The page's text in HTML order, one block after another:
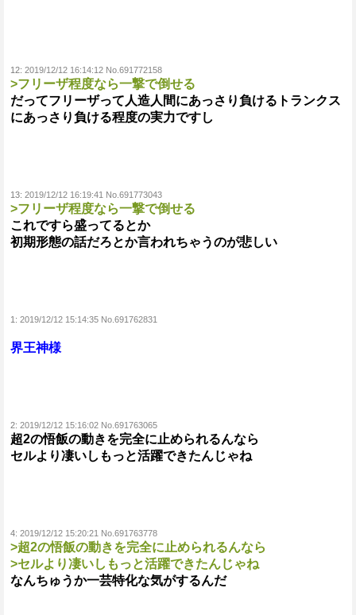
12: 2019/12/12 16:14:12 No.691772158
>フリーザ程度なら一撃で倒せる
だってフリーザって人造人間にあっさり負けるトランクス
にあっさり負ける程度の実力ですし
13: 2019/12/12 16:19:41 No.691773043
>フリーザ程度なら一撃で倒せる
これですら盛ってるとか
初期形態の話だろとか言われちゃうのが悲しい
1: 2019/12/12 15:14:35 No.691762831
界王神様
2: 2019/12/12 15:16:02 No.691763065
超2の悟飯の動きを完全に止められるんなら
セルより凄いしもっと活躍できたんじゃね
4: 2019/12/12 15:20:21 No.691763778
>超2の悟飯の動きを完全に止められるんなら
>セルより凄いしもっと活躍できたんじゃね
なんちゅうか一芸特化な気がするんだ